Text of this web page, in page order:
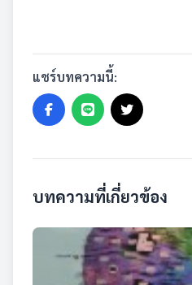
แชร์บทความนี้:
บทความที่เกี่ยวข้อง